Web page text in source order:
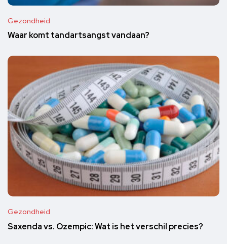
Gezondheid
Waar komt tandartsangst vandaan?
Gezondheid
Saxenda vs. Ozempic: Wat is het verschil precies?